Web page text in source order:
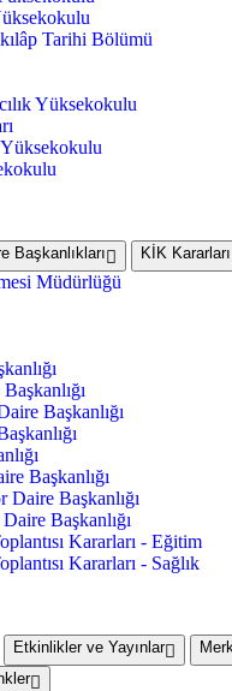
Tarihi Bölümü
Yüksekokulu
Başkanlıkları KİK Kararları
Müdürlüğü
Başkanlığı
Başkanlığı
Daire Başkanlığı
Başkanlığı
Kararları - Eğitim
Kararları - Sağlık
Etkinlikler ve Yayınlar